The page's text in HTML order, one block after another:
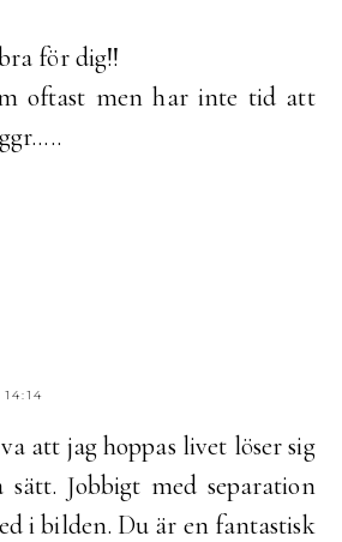
för dig!!
oftast men har inte tid att
att jag hoppas livet löser sig
Jobbigt med separation
i bilden. Du är en fantastisk